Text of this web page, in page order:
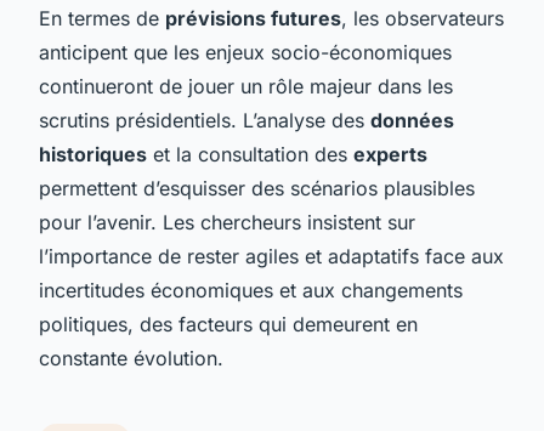
En termes de prévisions futures, les observateurs
anticipent que les enjeux socio-économiques
continueront de jouer un rôle majeur dans les
scrutins présidentiels. L’analyse des données
historiques et la consultation des experts
permettent d’esquisser des scénarios plausibles
pour l’avenir. Les chercheurs insistent sur
l’importance de rester agiles et adaptatifs face aux
incertitudes économiques et aux changements
politiques, des facteurs qui demeurent en
constante évolution.